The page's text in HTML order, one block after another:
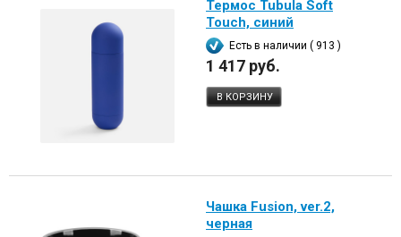
Термос Tubula Soft
Touch, синий
Есть в наличии ( 913 )
1 417 руб.
В КОРЗИНУ
Чашка Fusion, ver.2,
черная